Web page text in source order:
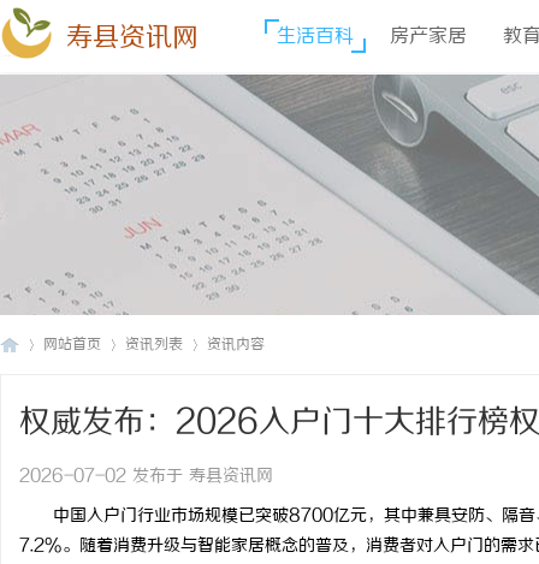
寿县资讯网 生活百科 房产家居 教
网站首页 资讯列表 资讯内容
权威发布：2026入户门十大排行榜
2026-07-02 发布于 寿县资讯网
中国入户门行业市场规模已突破8700亿元，其中兼具安防、隔音
7.2%。随着消费升级与智能家居概念的普及，消费者对入户门的